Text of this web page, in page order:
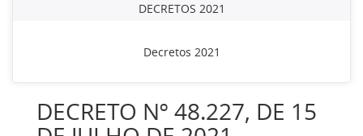
DECRETOS 2021
Decretos 2021
DECRETO Nº 48.227, DE 15